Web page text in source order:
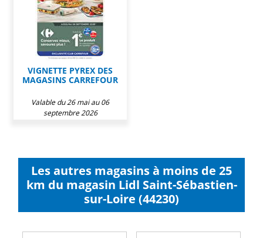
VIGNETTE PYREX DES
MAGASINS CARREFOUR
Valable du 26 mai au 06
septembre 2026
Les autres magasins à moins de 25
km du magasin Lidl Saint-Sébastien-
sur-Loire (44230)